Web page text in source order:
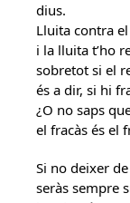
dius.
Lluita contra
i la lluita t’ho
sobretot si el
és a dir, si hi
¿O no saps
el fracàs és el
Si no deixer
seràs sempre